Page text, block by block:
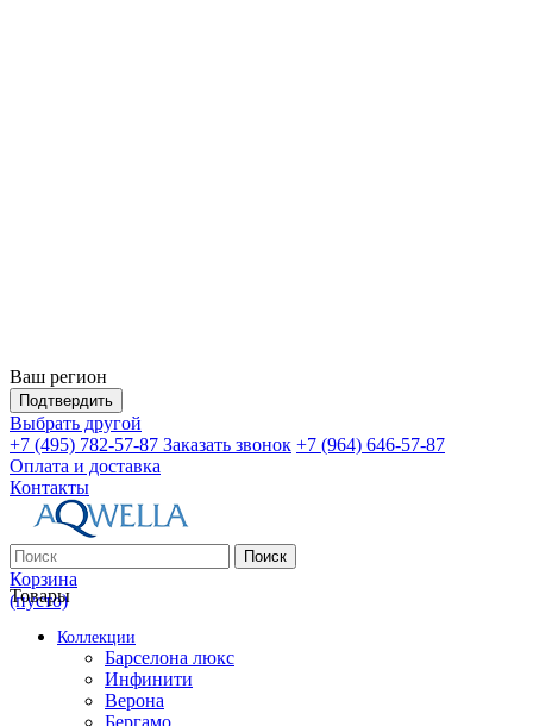
Ваш регион
Подтвердить
Выбрать другой
+7 (495) 782-57-87 Заказать звонок +7 (964) 646-57-87
Оплата и доставка
Контакты
Поиск
Корзина
(пусто)
Товары
Коллекции
Барселона люкс
Инфинити
Верона
Бергамо